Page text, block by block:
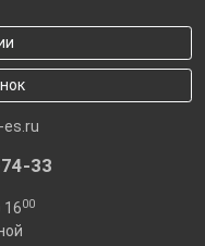
es.ru
33
1600